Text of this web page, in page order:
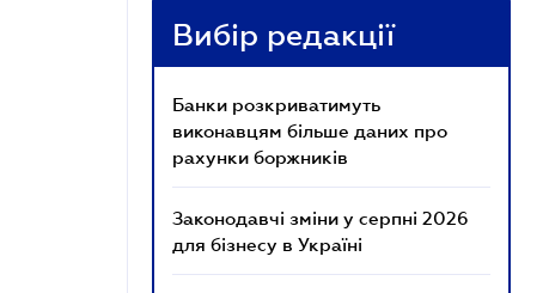
Вибір редакції
Банки розкриватимуть
виконавцям більше даних про
рахунки боржників
Законодавчі зміни у серпні 2026
для бізнесу в Україні